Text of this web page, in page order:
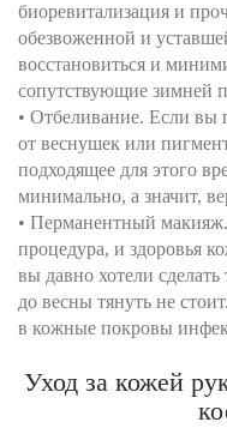
биоревитализация и
обезвоженной и
восстановиться и
сопутствующие зимней
• Отбеливание. Если вы
от веснушек или
подходящее для этого
минимально, а значит,
• Перманентный
процедура, и здоровья
вы давно хотели
до весны тянуть не
в кожные покровы
Уход за кожей